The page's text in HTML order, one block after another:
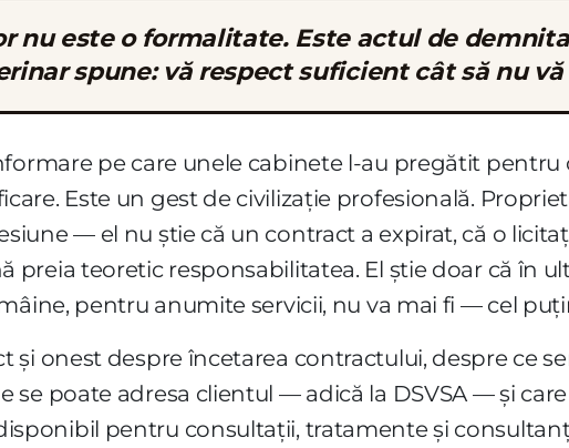
nu este o formalitate. Este actul de
spune: vă respect suficient cât să nu
pe care unele cabinete l-au pregătit pentru
Este un gest de civilizație profesională.
— el nu știe că un contract a expirat, că o
preia teoretic responsabilitatea. El știe doar că în
pentru anumite servicii, nu va mai fi — cel
și onest despre încetarea contractului, despre ce
se poate adresa clientul — adică la DSVSA — și
pentru consultații, tratamente și